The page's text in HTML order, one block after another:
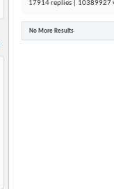
17914 replies | 10389927
No More Results